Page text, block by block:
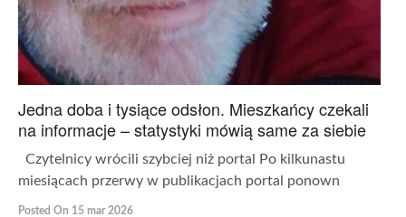
Jedna doba i tysiące odsłon. Mieszkańcy czekali
na informacje – statystyki mówią same za siebie
Czytelnicy wrócili szybciej niż portal Po kilkunastu
miesiącach przerwy w publikacjach portal ponown
Posted On 15 mar 2026